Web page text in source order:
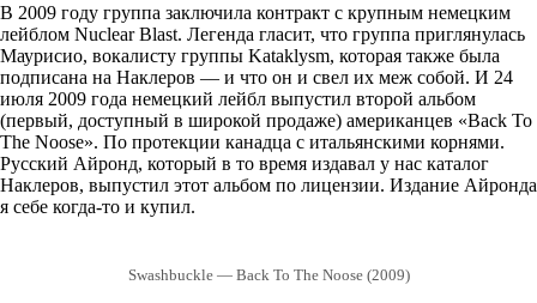
В 2009 году группа заключила контракт с крупным немецким
лейблом Nuclear Blast. Легенда гласит, что группа приглянулась
Маурисио, вокалисту группы Kataklysm, которая также была
подписана на Наклеров — и что он и свел их меж собой. И 24
июля 2009 года немецкий лейбл выпустил второй альбом
(первый, доступный в широкой продаже) американцев «Back To
The Noose». По протекции канадца с итальянскими корнями.
Русский Айронд, который в то время издавал у нас каталог
Наклеров, выпустил этот альбом по лицензии. Издание Айронда
я себе когда-то и купил.
Swashbuckle — Back To The Noose (2009)